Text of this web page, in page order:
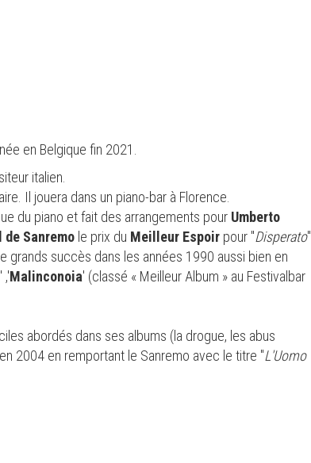
en Belgique fin 2021.
italien.
Il jouera dans un piano-bar à Florence.
du piano et fait des arrangements pour Umberto
Sanremo le prix du Meilleur Espoir pour "Disperato"
succès dans les années 1990 aussi bien en
' ,'Malinconoia' (classé « Meilleur Album » au Festivalbar
abordés dans ses albums (la drogue, les abus
2004 en remportant le Sanremo avec le titre "L'Uomo